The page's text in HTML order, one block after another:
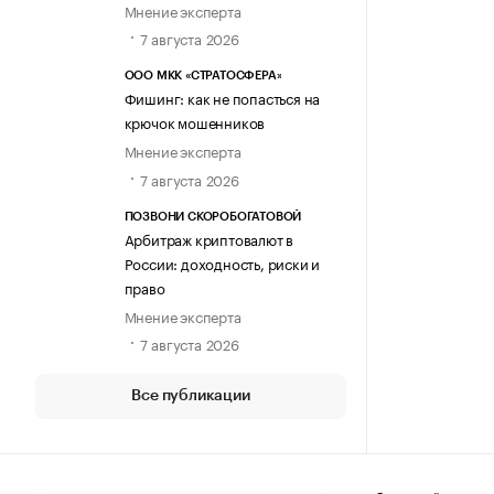
Мнение эксперта
7 августа 2026
ООО МКК «СТРАТОСФЕРА»
Фишинг: как не попасться на
крючок мошенников
Мнение эксперта
7 августа 2026
ПОЗВОНИ СКОРОБОГАТОВОЙ
Арбитраж криптовалют в
России: доходность, риски и
право
Мнение эксперта
7 августа 2026
Все публикации